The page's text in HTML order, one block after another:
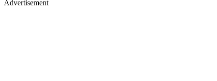
Advertisement